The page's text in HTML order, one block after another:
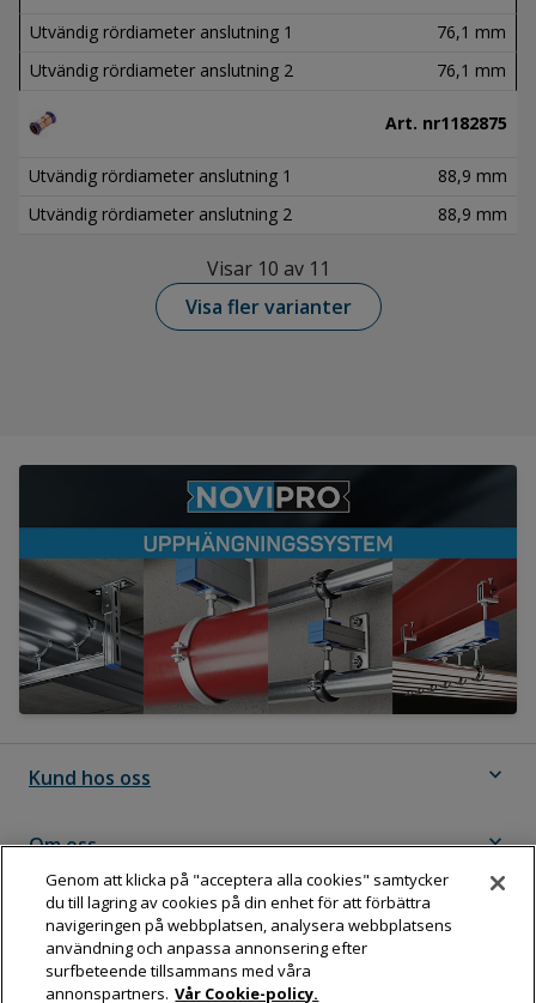
Utvändig rördiameter anslutning 1
76,1 mm
Utvändig rördiameter anslutning 2
76,1 mm
Art. nr1182875
Utvändig rördiameter anslutning 1
88,9 mm
Utvändig rördiameter anslutning 2
88,9 mm
Visar 10 av 11
Visa fler varianter
Kund hos oss expand_more
Om oss expand_more
Följ Dahl
Genom att klicka på "acceptera alla cookies" samtycker
du till lagring av cookies på din enhet för att förbättra
navigeringen på webbplatsen, analysera webbplatsens
användning och anpassa annonsering efter
surfbeteende tillsammans med våra
annonspartners. Vår Cookie-policy.